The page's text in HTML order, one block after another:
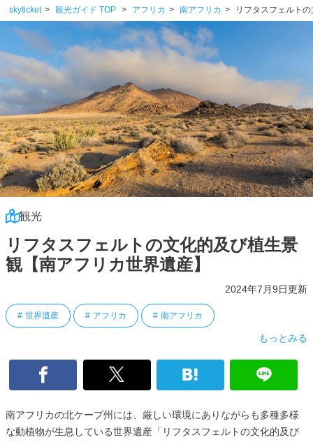
skyticket 観光ガイド TOP アフリカ 南アフリカ リフタスフェルト
観光
リフタスフェルトの文化的及び植生景
観【南アフリカ世界遺産】
2024年7月9日更新
世界遺産 アフリカ 南アフリカ
もっとみる
南アフリカの北ケープ州には、厳しい環境にありながらも多種多様
な動植物が生息している世界遺産「リフタスフェルトの文化的及び